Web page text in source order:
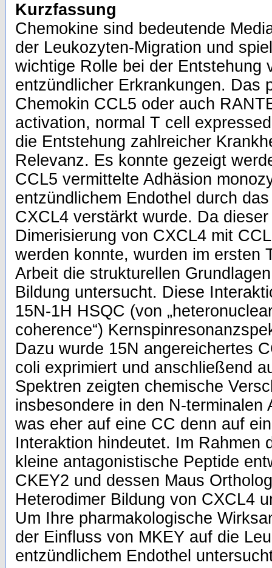
Kurzfassung
Chemokine sind bedeutende
der Leukozyten-Migration und
wichtige Rolle bei der Entstehung
entzündlicher Erkrankungen. Das
Chemokin CCL5 oder auch
activation, normal T cell
die Entstehung zahlreicher
Relevanz. Es konnte gezeigt
CCL5 vermittelte Adhäsion
entzündlichem Endothel durch
CXCL4 verstärkt wurde. Da
Dimerisierung von CXCL4 mit
werden konnte, wurden im ersten
Arbeit die strukturellen
Bildung untersucht. Diese
15N-1H HSQC (von
coherence“)
Dazu wurde 15N angereichertes
coli exprimiert und anschließend
Spektren zeigten chemische
insbesondere in den N-terminalen
was eher auf eine CC denn auf
Interaktion hindeutet. Im Rahmen
kleine antagonistische Peptide
CKEY2 und dessen Maus
Heterodimer Bildung von CXCL4
Um Ihre pharmakologische
der Einfluss von MKEY auf die
entzündlichem Endothel